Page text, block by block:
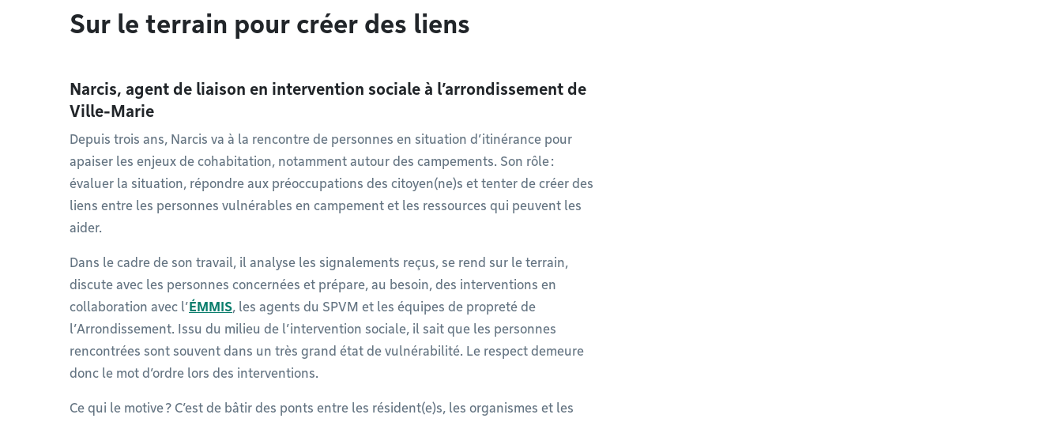
Sur le terrain pour créer des liens
Narcis, agent de liaison en intervention sociale à l’arrondissement de
Ville-Marie
Depuis trois ans, Narcis va à la rencontre de personnes en situation d’itinérance pour
apaiser les enjeux de cohabitation, notamment autour des campements. Son rôle :
évaluer la situation, répondre aux préoccupations des citoyen(ne)s et tenter de créer des
liens entre les personnes vulnérables en campement et les ressources qui peuvent les
aider.
Dans le cadre de son travail, il analyse les signalements reçus, se rend sur le terrain,
discute avec les personnes concernées et prépare, au besoin, des interventions en
collaboration avec l’ÉMMIS, les agents du SPVM et les équipes de propreté de
l’Arrondissement. Issu du milieu de l’intervention sociale, il sait que les personnes
rencontrées sont souvent dans un très grand état de vulnérabilité. Le respect demeure
donc le mot d’ordre lors des interventions.
Ce qui le motive ? C’est de bâtir des ponts entre les résident(e)s, les organismes et les